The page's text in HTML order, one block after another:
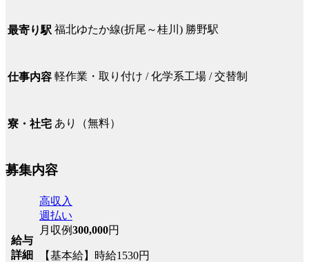
最寄り駅 福北ゆたか線(折尾～桂川) 勝野駅
仕事内容 軽作業・取り付け / 化学系工場 / 交替制
寮・社宅 あり（無料）
募集内容
給与
詳細
高収入
週払い
月収例300,000円
【基本給】時給1530円